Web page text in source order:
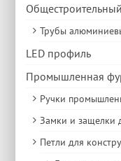
Трубы
LED профиль
Промышленная
Ручки
Замки и защелки
Петли для